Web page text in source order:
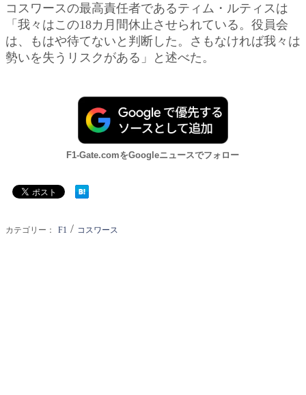
コスワースの最高責任者であるティム・ルティスは
「我々はこの18カ月間休止させられている。役員会
は、もはや待てないと判断した。さもなければ我々は
勢いを失うリスクがある」と述べた。
F1-Gate.comをGoogleニュースでフォロー
カテゴリー： F1 / コスワース